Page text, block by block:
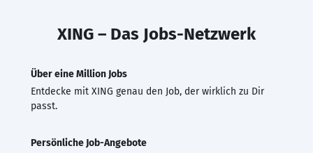
XING – Das Jobs-Netzwerk
Über eine Million Jobs
Entdecke mit XING genau den Job, der wirklich zu Dir
passt.
Persönliche Job-Angebote